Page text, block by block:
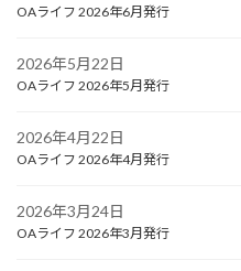
OAライフ 2026年6月発行
2026年5月22日
OAライフ 2026年5月発行
2026年4月22日
OAライフ 2026年4月発行
2026年3月24日
OAライフ 2026年3月発行